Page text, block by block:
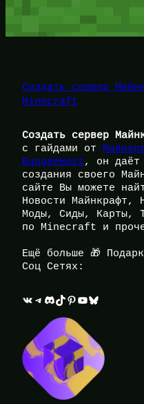
Создать сервер
Minecraft
Создать сервер
с гайдами от
BungeeHost, он даёт
создания своего
сайте Вы можете
Новости Майнкрафт,
Моды, Сиды, Карты,
по Minecraft и
Ещё больше 🎁
Соц Сетях:
ВКонтакте Telegram Discord TikTok Pinterest YouTube Bluesky